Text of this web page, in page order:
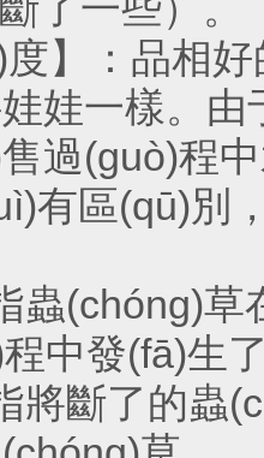
】：品相好
娃一樣。由
過(guò)程
區(qū)別
(chóng)草在
中發(fā)生了
斷了的蟲